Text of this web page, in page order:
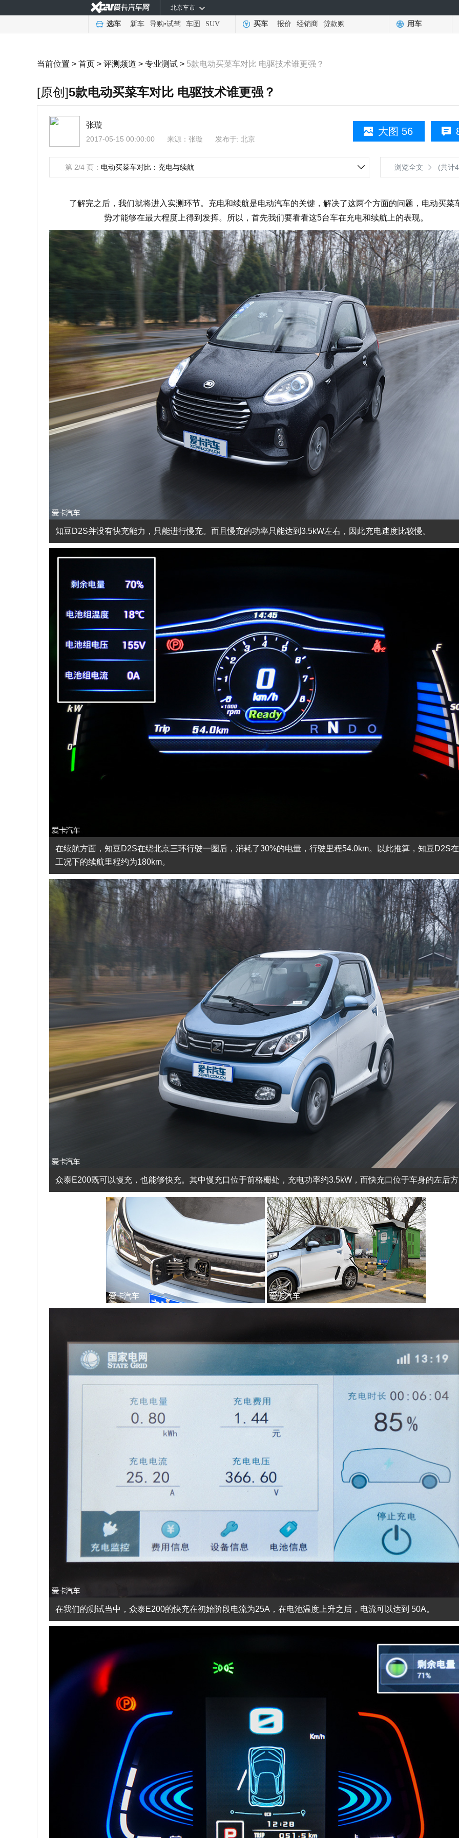
北京车市
选车 新车 导购•试驾 车图 SUV 买车 报价 经销商 贷款购 用车
当前位置 > 首页 > 评测频道 > 专业测试 > 5款电动买菜车对比 电驱技术谁更强？
[原创]5款电动买菜车对比 电驱技术谁更强？
大图 56
张璇
2017-05-15 00:00:00 来源： 张璇 发布于: 北京
第 2/4 页： 电动买菜车对比：充电与续航 浏览全文 (共计
了解完之后，我们就将进入实测环节。充电和续航是电动汽车的关键，解决了这两个方面的问题，电动买菜
势才能够在最大程度上得到发挥。所以，首先我们要看看这5台车在充电和续航上的表现。
知豆D2S并没有快充能力，只能进行慢充。而且慢充的功率只能达到3.5kW左右，因此充电速度比较慢。
在续航方面，知豆D2S在绕北京三环行驶一圈后，消耗了30%的电量，行驶里程54.0km。以此推算，知豆D2S
工况下的续航里程约为180km。
众泰E200既可以慢充，也能够快充。其中慢充口位于前格栅处，充电功率约3.5kW，而快充口位于车身的左后
在我们的测试当中，众泰E200的快充在初始阶段电流为25A，在电池温度上升之后，电流可以达到 50A。